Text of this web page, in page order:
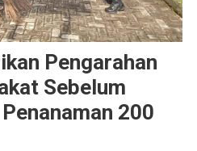
Pengarahan
Sebelum
200